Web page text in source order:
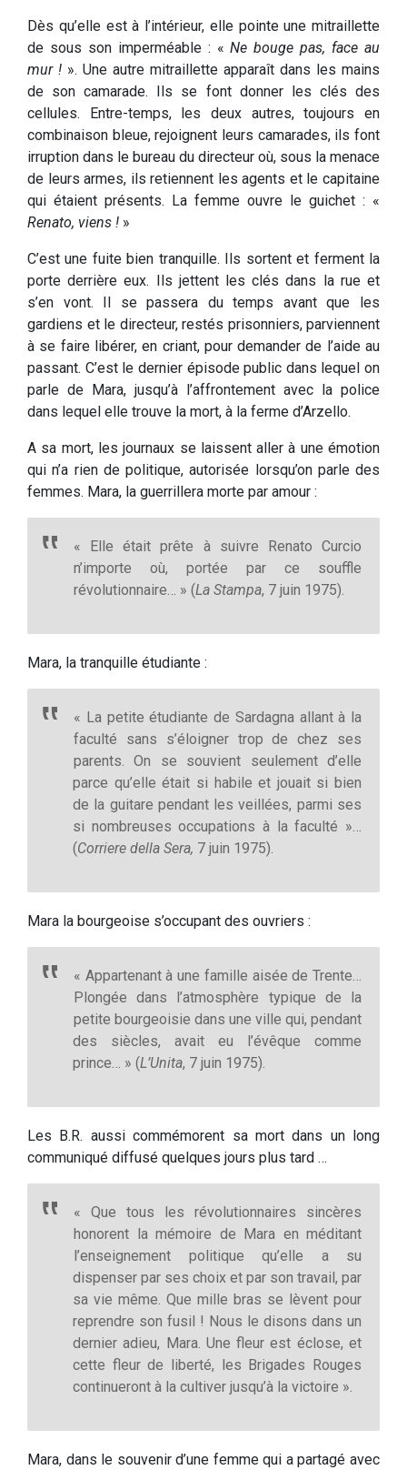
Dès qu’elle est à l’intérieur, elle pointe une mitraillette
de sous son imperméable : «Ne bouge pas, face au
mur ! ». Une autre mitraillette apparaît dans les mains
de son camarade. Ils se font donner les clés des
cellules. Entre-temps, les deux autres, toujours en
combinaison bleue, rejoignent leurs camarades, ils font
irruption dans le bureau du directeur où, sous la menace
de leurs armes, ils retiennent les agents et le capitaine
qui étaient présents. La femme ouvre le guichet : «
Renato, viens ! »
C’est une fuite bien tranquille. Ils sortent et ferment la
porte derrière eux. Ils jettent les clés dans la rue et
s’en vont. Il se passera du temps avant que les
gardiens et le directeur, restés prisonniers, parviennent
à se faire libérer, en criant, pour demander de l’aide au
passant. C’est le dernier épisode public dans lequel on
parle de Mara, jusqu’à l’affrontement avec la police
dans lequel elle trouve la mort, à la ferme d’Arzello.
A sa mort, les journaux se laissent aller à une émotion
qui n’a rien de politique, autorisée lorsqu’on parle des
femmes. Mara, la guerrillera morte par amour :
« Elle était prête à suivre Renato Curcio
n’importe où, portée par ce souffle
révolutionnaire… » (La Stampa, 7 juin 1975).
Mara, la tranquille étudiante :
« La petite étudiante de Sardagna allant à la
faculté sans s’éloigner trop de chez ses
parents. On se souvient seulement d’elle
parce qu’elle était si habile et jouait si bien
de la guitare pendant les veillées, parmi ses
si nombreuses occupations à la faculté »…
(Corriere della Sera, 7 juin 1975).
Mara la bourgeoise s’occupant des ouvriers :
« Appartenant à une famille aisée de Trente…
Plongée dans l’atmosphère typique de la
petite bourgeoisie dans une ville qui, pendant
des siècles, avait eu l’évêque comme
prince… » (L’Unita, 7 juin 1975).
Les B.R. aussi commémorent sa mort dans un long
communiqué diffusé quelques jours plus tard …
« Que tous les révolutionnaires sincères
honorent la mémoire de Mara en méditant
l’enseignement politique qu’elle a su
dispenser par ses choix et par son travail, par
sa vie même. Que mille bras se lèvent pour
reprendre son fusil ! Nous le disons dans un
dernier adieu, Mara. Une fleur est éclose, et
cette fleur de liberté, les Brigades Rouges
continueront à la cultiver jusqu’à la victoire ».
Mara, dans le souvenir d’une femme qui a partagé avec